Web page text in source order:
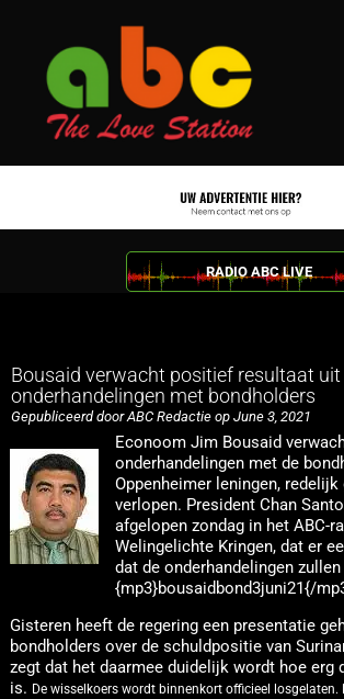
RADIO ABC LIVE
Bousaid verwacht positief resultaat uit
onderhandelingen met bondholders
Gepubliceerd door ABC Redactie op June 3, 2021
Econoom Jim Bousaid
onderhandelingen met de
Oppenheimer leningen,
verlopen. President Chan
afgelopen zondag in het ABC-
Welingelichte Kringen, dat er
dat de onderhandelingen
{mp3}bousaidbond3juni21{/
Gisteren heeft de regering een presentatie
bondholders over de schuldpositie van
zegt dat het daarmee duidelijk wordt hoe erg
is. De wisselkoers wordt binnenkort officieel losgelaten.